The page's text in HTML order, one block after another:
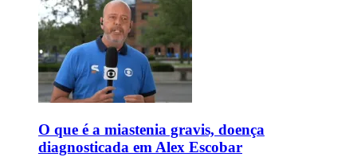
O que é a miastenia gravis, doença
diagnosticada em Alex Escobar